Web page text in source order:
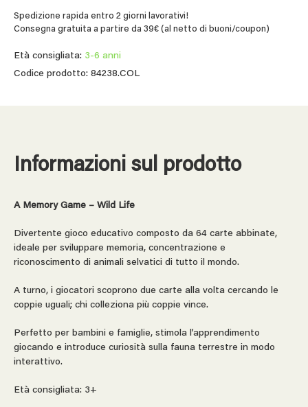
Spedizione rapida entro 2 giorni lavorativi!
Consegna gratuita a partire da 39€ (al netto di buoni/coupon)
Età consigliata: 3-6 anni
Codice prodotto: 84238.COL
Informazioni sul prodotto
A Memory Game – Wild Life
Divertente gioco educativo composto da 64 carte abbinate,
ideale per sviluppare memoria, concentrazione e
riconoscimento di animali selvatici di tutto il mondo.
A turno, i giocatori scoprono due carte alla volta cercando le
coppie uguali; chi colleziona più coppie vince.
Perfetto per bambini e famiglie, stimola l’apprendimento
giocando e introduce curiosità sulla fauna terrestre in modo
interattivo.
Età consigliata: 3+